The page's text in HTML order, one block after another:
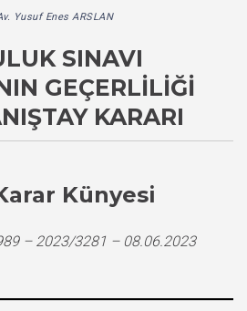
Yusuf Enes ARSLAN
SINAVI
GEÇERLILIĞI
KARARI
Künyesi
– 2023/3281 – 08.06.2023